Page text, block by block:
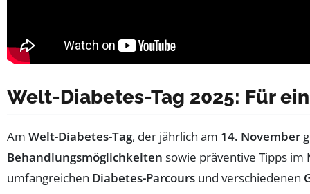
Welt-Diabetes-Tag 2025: Für
Am Welt-Diabetes-Tag, der jährlich am 14. November
Behandlungsmöglichkeiten sowie präventive Tipps
umfangreichen Diabetes-Parcours und verschiedenen